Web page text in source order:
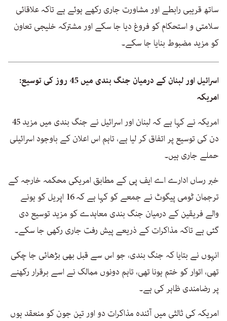
ساتھ قریبی رابطے اور مشاورت جاری رکھے ہوئے ہے تاکہ علاقائی
سلامتی و استحکام کو فروغ دیا جا سکے اور مشترکہ خلیجی تعاون
کو مزید مضبوط بنایا جا سکے۔
اسرائیل اور لبنان کے درمیان جنگ بندی میں 45 روز کی توسیع:
امریکہ
امریکہ نے کہا ہے کہ لبنان اور اسرائیل نے جنگ بندی میں مزید 45
دن کی توسیع پر اتفاق کر لیا ہے، تاہم اس اعلان کے باوجود اسرائیلی
حملے جاری ہیں۔
خبر رساں ادارے اے ایف پی کے مطابق امریکی محکمہ خارجہ کے
ترجمان ٹومی پیگوٹ نے جمعے کو کہا ہے کہ 16 اپریل کو ہونے
والے فریقین کے درمیان جنگ بندی معاہدے کو مزید توسیع دی
گئی ہے تاکہ مذاکرات کے ذریعے پیش رفت جاری رکھی جا سکے۔
انہوں نے بتایا کہ جنگ بندی، جو اس سے قبل بھی بڑھائی جا چکی
تھی، اتوار کو ختم ہونا تھی، تاہم دونوں ممالک نے اسے برقرار رکھنے
پر رضامندی ظاہر کی ہے۔
امریکہ کی ثالثی میں آئندہ مذاکرات دو اور تین جون کو منعقد ہوں